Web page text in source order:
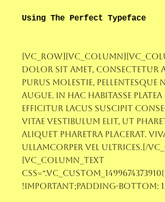
Using The Perfect Typeface
dolor sit amet, consectetur
purus molestie, pellentesque
augue. In hac habitasse
efficitur lacus suscipit
vitae vestibulum elit, ut
aliquet pharetra placerat.
ullamcorper vel ultrices.[/
[vc_column_text
!important;padding-bottom: